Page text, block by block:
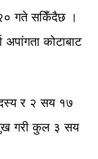
२० गते सकिँदैछ ।
अपांगता कोटाबाट
र २ सय १७
गरी कुल ३ सय